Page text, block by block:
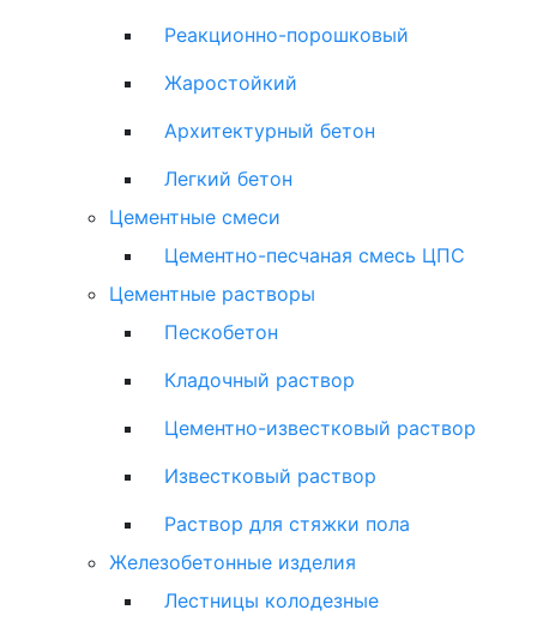
Реакционно-порошковый
Жаростойкий
Архитектурный бетон
Легкий бетон
Цементные смеси
Цементно-песчаная смесь ЦПС
Цементные растворы
Пескобетон
Кладочный раствор
Цементно-известковый раствор
Известковый раствор
Раствор для стяжки пола
Железобетонные изделия
Лестницы колодезные